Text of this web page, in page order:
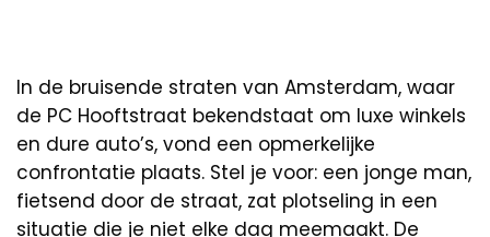
In de bruisende straten van Amsterdam, waar
de PC Hooftstraat bekendstaat om luxe winkels
en dure auto’s, vond een opmerkelijke
confrontatie plaats. Stel je voor: een jonge man,
fietsend door de straat, zat plotseling in een
situatie die je niet elke dag meemaakt. De